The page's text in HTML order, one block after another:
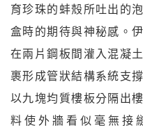
育珍珠的蚌殼所吐出的
盒時的期待與神秘感。
在兩片鋼板間灌入混凝
裹形成管狀結構系統支
以九塊均質樓板分隔出
料使外牆看似毫無接